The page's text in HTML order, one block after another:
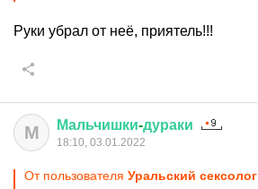
Руки убрал от неё, приятель!!!
М Мальчишки-дураки
18:10, 03.01.2022
От пользователя Уральский сексолог